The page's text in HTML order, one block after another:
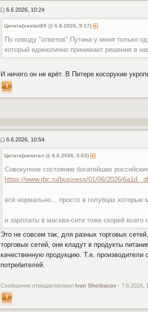
6.6.2026, 10:24
Цитата(vastan69 @ 6.6.2026, 9:17)
По поводу "ответов" Путина у меня только
который единолично принимает решения в
И ничего он не врёт. В Питере косорукие
6.6.2026, 10:54
Цитата(капитал @ 6.6.2026, 0:03)
Совокупное состояние богатейших
https://www.rbc.ru/business/01/06/2026/
всё нормально... просто в голубцах
и зарплаты в масква-сити тоже скорей
Это не совсем так, для разных торговых
торговых сетей, они кладут в продукты
качественную продукцию. Т.е. производители
потребителей.
Сообщение отредактировалIvan Sherbacov - 7.6.2026,